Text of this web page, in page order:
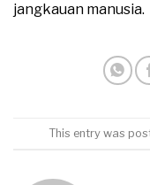
jangkauan manusia.
This entry was